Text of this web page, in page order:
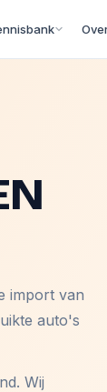
import van
auto's
Wij